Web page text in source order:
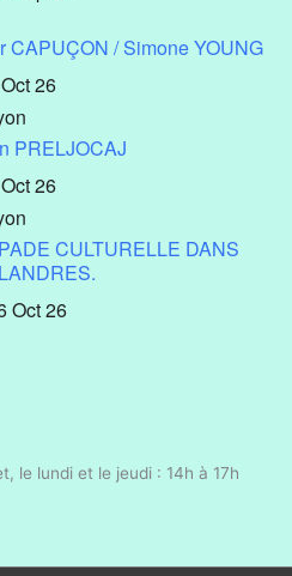
CAPUÇON / Simone YOUNG
26
PRELJOCAJ
26
CULTURELLE DANS
Oct 26
le lundi et le jeudi : 14h à 17h